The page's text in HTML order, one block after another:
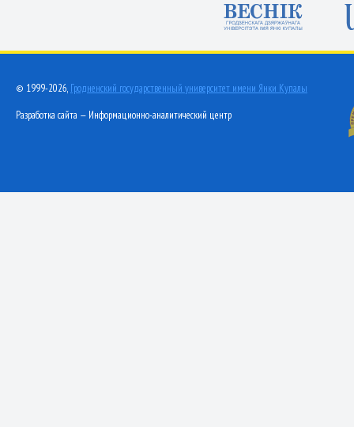
© 1999-2026, Гродненский государственный университет имени Янки Купалы
Разработка сайта — Информационно-аналитический центр